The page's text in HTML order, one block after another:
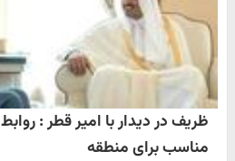
ظریف در دیدار با امیر قطر :
مناسب برای منطقه